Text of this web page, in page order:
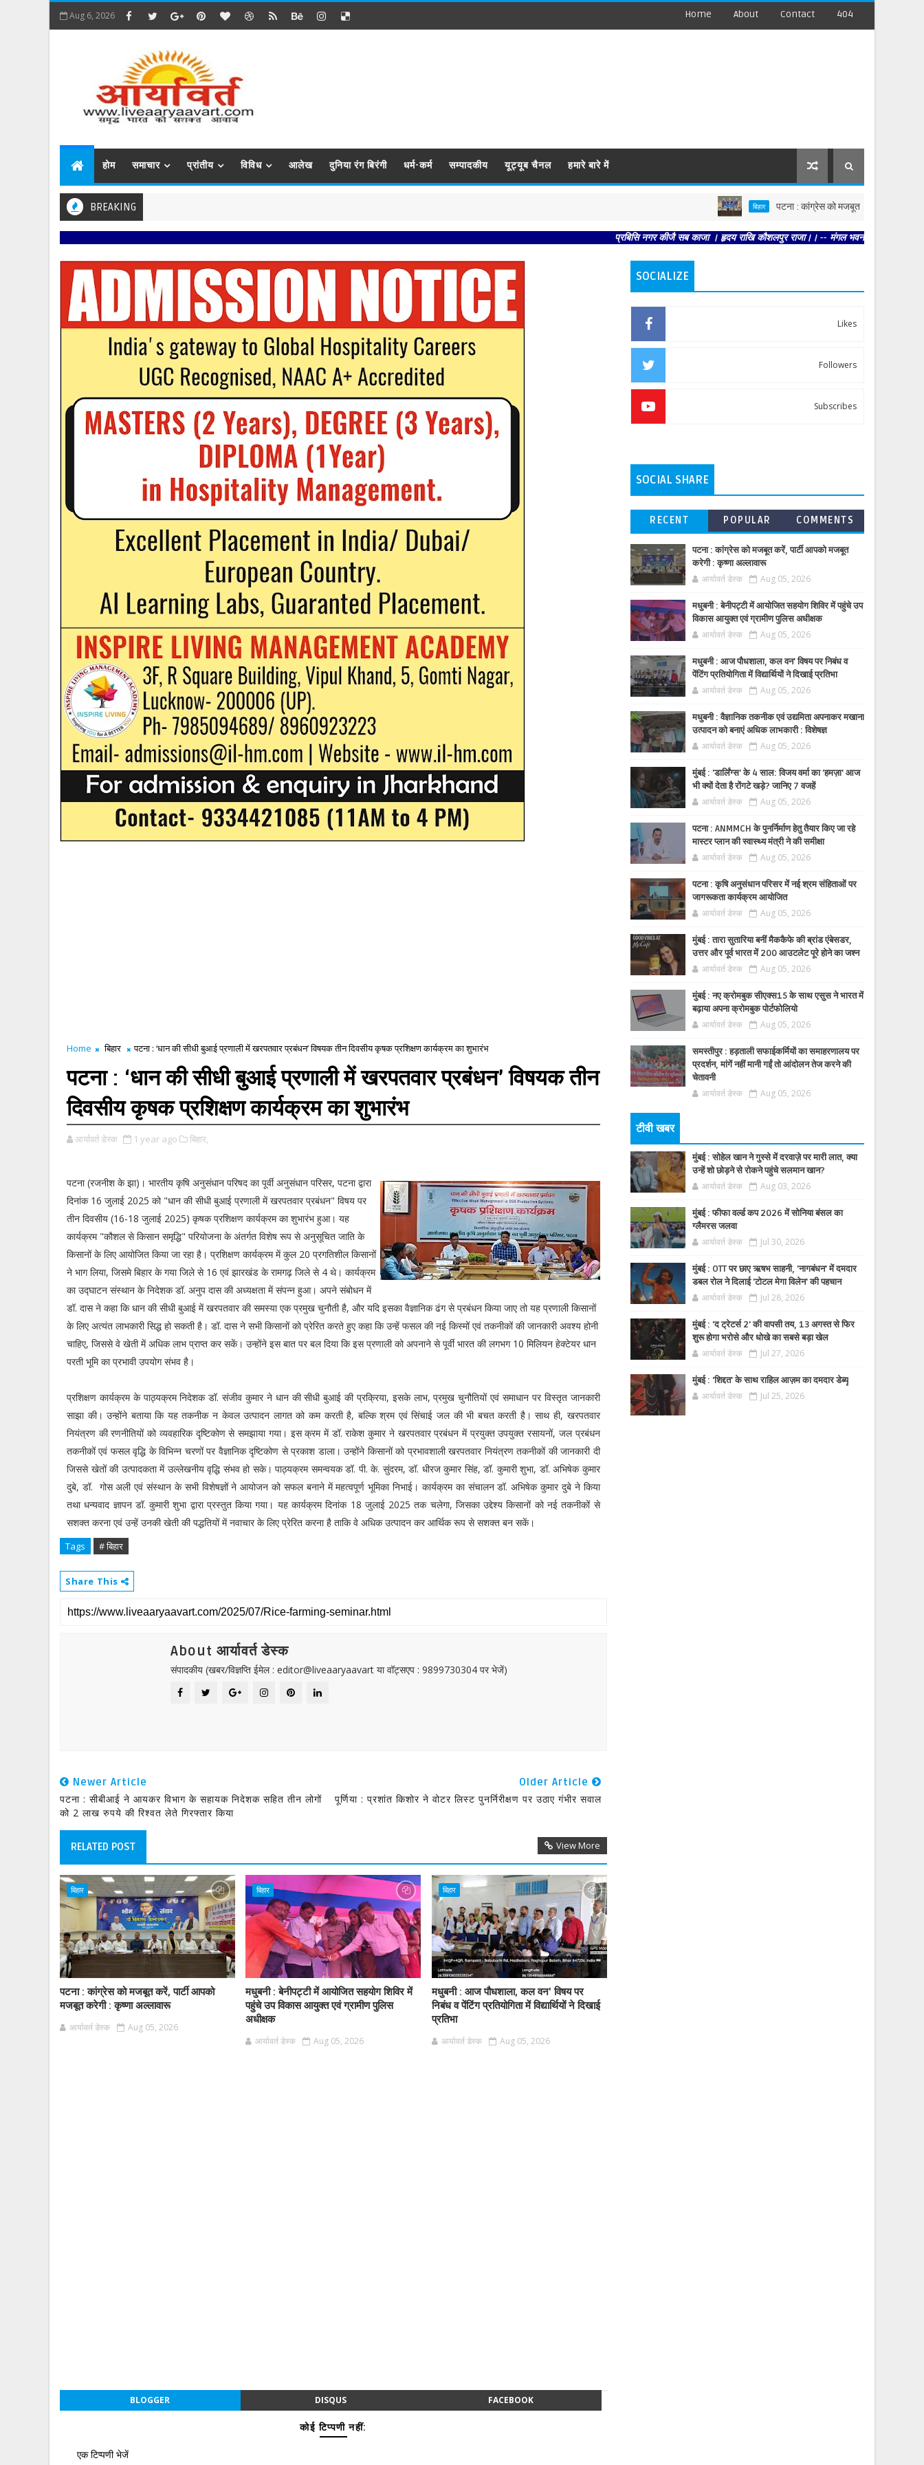
Aug 6, 2026 Home About Contact 404
होम समाचार प्रांतीय विविध आलेख दुनिया रंग बिरंगी धर्म-कर्म सम्पादकीय यूट्यूब चैनल हमारे बारे में
BREAKING बिहार पटना : कांग्रेस को मजबूत करें, पार्टी आपको मजबूत
प्रबिसि नगर कीजै सब काजा । हृदय राखि कौशलपुर राजा।। -- मंगल भवन अमंगल हारी। द्रवहु
Home बिहार पटना : ‘धान की सीधी बुआई प्रणाली में खरपतवार प्रबंधन’ विषयक तीन दिवसीय कृषक प्रशिक्षण कार्यक्रम का शुभारंभ
पटना : ‘धान की सीधी बुआई प्रणाली में खरपतवार प्रबंधन’ विषयक तीन
दिवसीय कृषक प्रशिक्षण कार्यक्रम का शुभारंभ
आर्यावर्त डेस्क 1 year ago बिहार,
पटना (रजनीश के झा)। भारतीय कृषि अनुसंधान परिषद का पूर्वी अनुसंधान परिसर, पटना द्वारा
दिनांक 16 जुलाई 2025 को "धान की सीधी बुआई प्रणाली में खरपतवार प्रबंधन" विषय पर
तीन दिवसीय (16-18 जुलाई 2025) कृषक प्रशिक्षण कार्यक्रम का शुभारंभ हुआ। यह
कार्यक्रम "कौशल से किसान समृद्धि" परियोजना के अंतर्गत विशेष रूप से अनुसूचित जाति के
किसानों के लिए आयोजित किया जा रहा है। प्रशिक्षण कार्यक्रम में कुल 20 प्रगतिशील किसानों
ने भाग लिया, जिसमे बिहार के गया जिले से 16 एवं झारखंड के रामगढ़ जिले से 4 थे। कार्यक्रम
का उद्घाटन संस्थान के निदेशक डॉ. अनुप दास की अध्यक्षता में संपन्न हुआ। अपने संबोधन में
डॉ. दास ने कहा कि धान की सीधी बुआई में खरपतवार की समस्या एक प्रमुख चुनौती है, और यदि इसका वैज्ञानिक ढंग से प्रबंधन किया जाए तो यह प्रणाली किसानों
के लिए अत्यंत लाभकारी सिद्ध हो सकती है। डॉ. दास ने सभी किसानों को प्रेरित करते हुए कहा कि उन्हें फसल की नई किस्मों एवं तकनीकों की जानकारी अवश्य होनी
चाहिए, जिससे वे खेती में अधिक लाभ प्राप्त कर सकें। उन्होंने इस बात पर बल दिया कि इस प्रणाली को अपनाने से पूर्वी भारत की लगभग 10 मिलियन हेक्टेयर धान
परती भूमि का प्रभावी उपयोग संभव है।
प्रशिक्षण कार्यक्रम के पाठ्यक्रम निदेशक डॉ. संजीव कुमार ने धान की सीधी बुआई की प्रक्रिया, इसके लाभ, प्रमुख चुनौतियों एवं समाधान पर विस्तृत जानकारी
साझा की। उन्होंने बताया कि यह तकनीक न केवल उत्पादन लागत को कम करती है, बल्कि श्रम एवं सिंचाई जल की भी बचत करती है। साथ ही, खरपतवार
नियंत्रण की रणनीतियों को व्यवहारिक दृष्टिकोण से समझाया गया। इस क्रम में डॉ. राकेश कुमार ने खरपतवार प्रबंधन में प्रयुक्त उपयुक्त रसायनों, जल प्रबंधन
तकनीकों एवं फसल वृद्धि के विभिन्न चरणों पर वैज्ञानिक दृष्टिकोण से प्रकाश डाला। उन्होंने किसानों को प्रभावशाली खरपतवार नियंत्रण तकनीकों की जानकारी दी
जिससे खेतों की उत्पादकता में उल्लेखनीय वृद्धि संभव हो सके। पाठ्यक्रम समन्वयक डॉ. पी. के. सुंदरम, डॉ. धीरज कुमार सिंह, डॉ. कुमारी शुभा, डॉ. अभिषेक कुमार
दुबे, डॉ. गोस अली एवं संस्थान के सभी विशेषज्ञों ने आयोजन को सफल बनाने में महत्वपूर्ण भूमिका निभाई। कार्यक्रम का संचालन डॉ. अभिषेक कुमार दुबे ने किया
तथा धन्यवाद ज्ञापन डॉ. कुमारी शुभा द्वारा प्रस्तुत किया गया। यह कार्यक्रम दिनांक 18 जुलाई 2025 तक चलेगा, जिसका उद्देश्य किसानों को नई तकनीकों से
सशक्त करना एवं उन्हें उनकी खेती की पद्धतियों में नवाचार के लिए प्रेरित करना है ताकि वे अधिक उत्पादन कर आर्थिक रूप से सशक्त बन सकें।
Tags # बिहार
Share This
About आर्यावर्त डेस्क
संपादकीय (खबर/विज्ञप्ति ईमेल : editor@liveaaryaavart या वॉट्सएप : 9899730304 पर भेजें)
Newer Article
पटना : सीबीआई ने आयकर विभाग के सहायक निदेशक सहित तीन लोगों
को 2 लाख रुपये की रिश्वत लेते गिरफ्तार किया
Older Article
पूर्णिया : प्रशांत किशोर ने वोटर लिस्ट पुनर्निरीक्षण पर उठाए गंभीर सवाल
RELATED POST View More
बिहार
पटना : कांग्रेस को मजबूत करें, पार्टी आपको
मजबूत करेगी : कृष्णा अल्लावारू
आर्यावर्त डेस्क Aug 05, 2026
बिहार
मधुबनी : बेनीपट्टी में आयोजित सहयोग शिविर में
पहुंचे उप विकास आयुक्त एवं ग्रामीण पुलिस
अधीक्षक
आर्यावर्त डेस्क Aug 05, 2026
बिहार
मधुबनी : आज पौधशाला, कल वन' विषय पर
निबंध व पेंटिंग प्रतियोगिता में विद्यार्थियों ने दिखाई
प्रतिभा
आर्यावर्त डेस्क Aug 05, 2026
BLOGGER DISQUS FACEBOOK
कोई टिप्पणी नहीं:
एक टिप्पणी भेजें
SOCIALIZE
Likes
Followers
Subscribes
SOCIAL SHARE
RECENT POPULAR COMMENTS
पटना : कांग्रेस को मजबूत करें, पार्टी आपको मजबूत
करेगी : कृष्णा अल्लावारू
आर्यावर्त डेस्क Aug 05, 2026
मधुबनी : बेनीपट्टी में आयोजित सहयोग शिविर में पहुंचे उप
विकास आयुक्त एवं ग्रामीण पुलिस अधीक्षक
आर्यावर्त डेस्क Aug 05, 2026
मधुबनी : आज पौधशाला, कल वन' विषय पर निबंध व
पेंटिंग प्रतियोगिता में विद्यार्थियों ने दिखाई प्रतिभा
आर्यावर्त डेस्क Aug 05, 2026
मधुबनी : वैज्ञानिक तकनीक एवं उद्यमिता अपनाकर मखाना
उत्पादन को बनाएं अधिक लाभकारी : विशेषज्ञ
आर्यावर्त डेस्क Aug 05, 2026
मुंबई : 'डार्लिंग्स' के 4 साल: विजय वर्मा का 'हमज़ा' आज
भी क्यों देता है रोंगटे खड़े? जानिए 7 वजहें
आर्यावर्त डेस्क Aug 05, 2026
पटना : ANMMCH के पुनर्निर्माण हेतु तैयार किए जा रहे
मास्टर प्लान की स्वास्थ्य मंत्री ने की समीक्षा
आर्यावर्त डेस्क Aug 05, 2026
पटना : कृषि अनुसंधान परिसर में नई श्रम संहिताओं पर
जागरूकता कार्यक्रम आयोजित
आर्यावर्त डेस्क Aug 05, 2026
मुंबई : तारा सुतारिया बनीं मैककैफे की ब्रांड एंबेसडर,
उत्तर और पूर्व भारत में 200 आउटलेट पूरे होने का जश्न
आर्यावर्त डेस्क Aug 05, 2026
मुंबई : नए क्रोमबुक सीएक्स15 के साथ एसुस ने भारत में
बढ़ाया अपना क्रोमबुक पोर्टफोलियो
आर्यावर्त डेस्क Aug 05, 2026
समस्तीपुर : हड़ताली सफाईकर्मियों का समाहरणालय पर
प्रदर्शन, मांगें नहीं मानी गईं तो आंदोलन तेज करने की
चेतावनी
आर्यावर्त डेस्क Aug 05, 2026
टीवी खबर
मुंबई : सोहेल खान ने गुस्से में दरवाज़े पर मारी लात, क्या
उन्हें शो छोड़ने से रोकने पहुंचे सलमान खान?
आर्यावर्त डेस्क Aug 03, 2026
मुंबई : फीफा वर्ल्ड कप 2026 में सोनिया बंसल का
ग्लैमरस जलवा
आर्यावर्त डेस्क Jul 30, 2026
मुंबई : OTT पर छाए ऋषभ साहनी, 'नागबंधन' में दमदार
डबल रोल ने दिलाई 'टोटल मेगा विलेन' की पहचान
आर्यावर्त डेस्क Jul 28, 2026
मुंबई : 'द ट्रेटर्स 2' की वापसी तय, 13 अगस्त से फिर
शुरू होगा भरोसे और धोखे का सबसे बड़ा खेल
आर्यावर्त डेस्क Jul 27, 2026
मुंबई : 'शिद्दत' के साथ राहिल आज़म का दमदार डेब्यू
आर्यावर्त डेस्क Jul 25, 2026